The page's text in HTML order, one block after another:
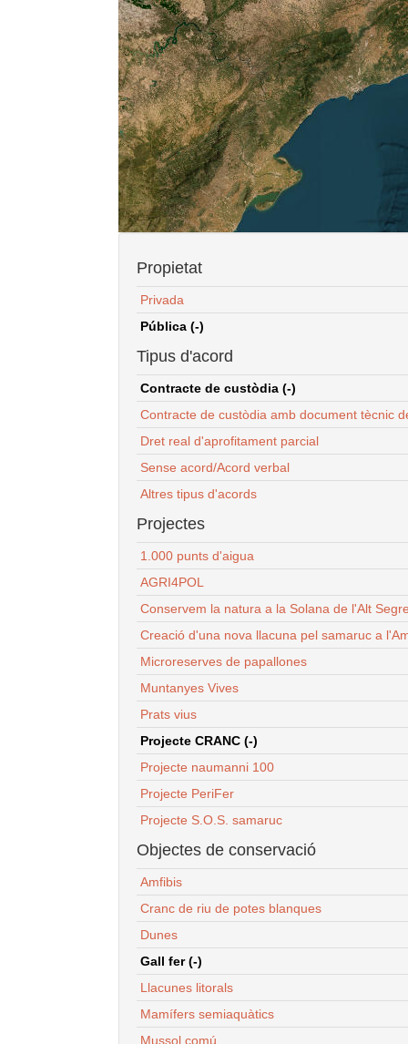
Propietat
Privada
Pública (-)
Tipus d'acord
Contracte de custòdia (-)
Contracte de custòdia amb document tècnic
Dret real d'aprofitament parcial
Sense acord/Acord verbal
Altres tipus d'acords
Projectes
1.000 punts d'aigua
AGRI4POL
Conservem la natura a la Solana de l'Alt
Creació d'una nova llacuna pel samaruc a
Microreserves de papallones
Muntanyes Vives
Prats vius
Projecte CRANC (-)
Projecte naumanni 100
Projecte PeriFer
Projecte S.O.S. samaruc
Objectes de conservació
Amfibis
Cranc de riu de potes blanques
Dunes
Gall fer (-)
Llacunes litorals
Mamífers semiaquàtics
Mussol comú